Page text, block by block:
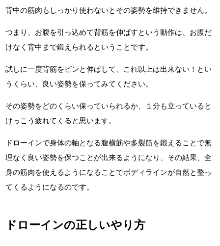
背中の筋肉もしっかり使わないとその姿勢を維持できません。
つまり、お腹を引っ込めて背筋を伸ばすという動作は、お腹だ
けなく背中まで鍛えられるということです。
試しに一度背筋をピンと伸ばして、これ以上は出来ない！とい
うくらい、良い姿勢を保ってみてください。
その姿勢をどのくらい保っていられるか、１分も立っていると
けっこう疲れてくると思います。
ドローインで身体の軸となる腹横筋や多裂筋を鍛えることで無
理なく良い姿勢を保つことが出来るようになり、その結果、全
身の筋肉を使えるようになることでボディラインが自然と整っ
てくるようになるのです。
ドローインの正しいやり方